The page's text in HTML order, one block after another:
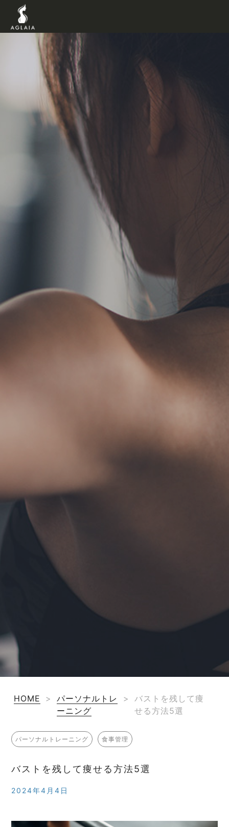
HOME >
パーソナルトレ
ーニング
>
バストを残して痩
せる方法5選
パーソナルトレーニング 食事管理
バストを残して痩せる方法5選
2024年4月4日
POINT
VOICE
お問い合わせ